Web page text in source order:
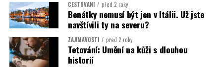
CESTOVÁNÍ před 2 roky
Benátky nemusí být jen v Itálii. Už jste
navštívili ty na severu?
ZAJÍMAVOSTI před 2 roky
Tetování: Umění na kůži s dlouhou
historií